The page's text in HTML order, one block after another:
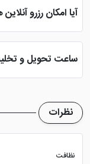
آیا امکان رزرو
بله، با انتخاب تاریخ
دریافت نمایید.
ساعت تحویل و
نظرات
نظافت